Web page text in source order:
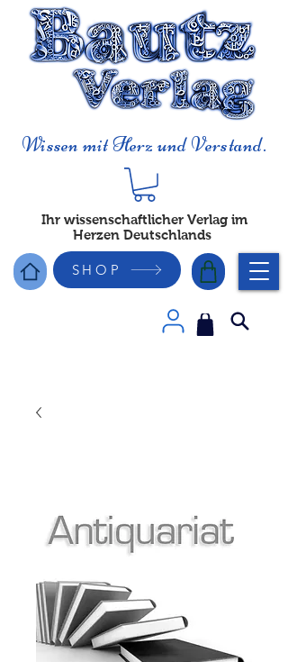
Wissen mit Herz und Verstand.
Ihr wissenschaftlicher Verlag im
Herzen Deutschlands
SHOP